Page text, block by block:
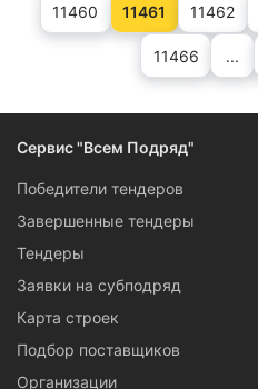
11460 11461 11462
11466 ...
Сервис "Всем Подряд"
Победители тендеров
Завершенные тендеры
Тендеры
Заявки на субподряд
Карта строек
Подбор поставщиков
Организации